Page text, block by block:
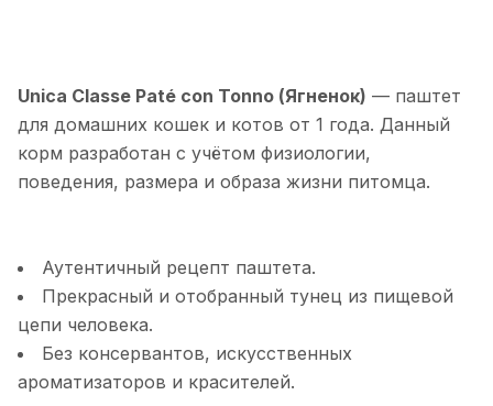
Unica Classe Paté con Tonno (Ягненок) — паштет
для домашних кошек и котов от 1 года. Данный
корм разработан с учётом физиологии,
поведения, размера и образа жизни питомца.
Аутентичный рецепт паштета.
Прекрасный и отобранный тунец из пищевой
цепи человека.
Без консервантов, искусственных
ароматизаторов и красителей.